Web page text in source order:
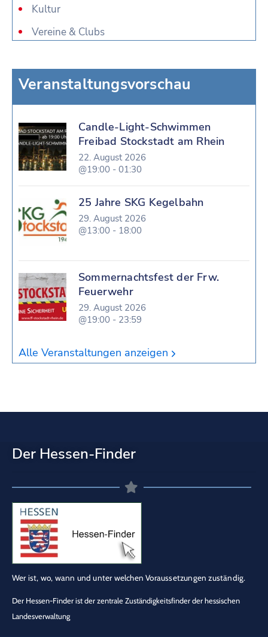
Kultur
Vereine & Clubs
Veranstaltungsvorschau
Candle-Light-Schwimmen
Freibad Stockstadt am Rhein
22. August 2026
@19:00 - 01:30
25 Jahre SKG Kegelbahn
29. August 2026
@13:00 - 18:00
Sommernachtsfest der Frw.
Feuerwehr
29. August 2026
@19:00 - 23:59
Alle Veranstaltungen anzeigen
Der Hessen-Finder
Wer ist, wo, wann und unter welchen Voraussetzungen zuständig.
Der Hessen-Finder ist der zentrale Zuständigkeitsfinder der hessischen
Landesverwaltung